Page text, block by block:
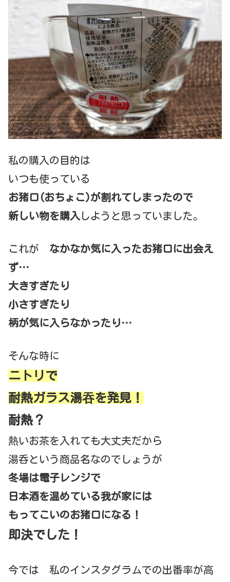
私の購入の目的は
いつも使っている
お猪口(おちょこ)が割れてしまったので
新しい物を購入 しようと思っていました。
これが なかなか気に入ったお猪口に出会え
ず…
大きすぎたり
小さすぎたり
柄が気に入らなかったり…
そんな時に
ニトリで
耐熱ガラス湯吞を発見！
耐熱？
熱いお茶を入れても大丈夫だから
湯呑という商品名なのでしょうが
冬場は電子レンジで
日本酒を温めている我が家には
もってこいのお猪口になる！
即決でした！
今では 私のインスタグラムでの出番率が高